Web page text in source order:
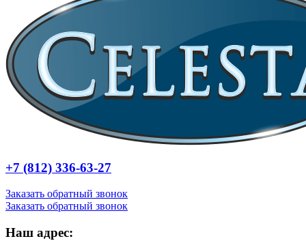
+7 (812) 336-63-27
Заказать обратный звонок
Заказать обратный звонок
Наш адрес: